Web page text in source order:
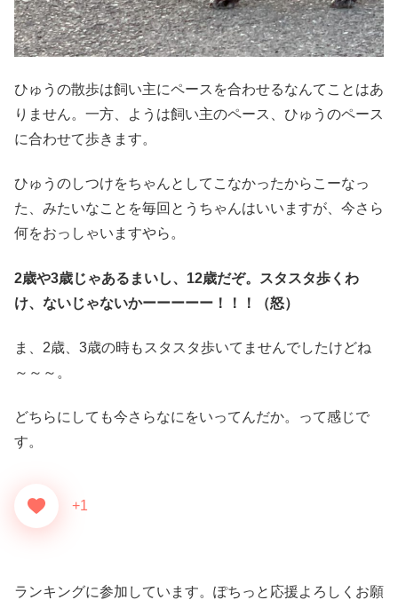
ひゅうの散歩は飼い主にペースを合わせるなんてことはあ
りません。一方、ようは飼い主のペース、ひゅうのペース
に合わせて歩きます。
ひゅうのしつけをちゃんとしてこなかったからこーなっ
た、みたいなことを毎回とうちゃんはいいますが、今さら
何をおっしゃいますやら。
2歳や3歳じゃあるまいし、12歳だぞ。スタスタ歩くわ
け、ないじゃないかーーーーー！！！（怒）
ま、2歳、3歳の時もスタスタ歩いてませんでしたけどね
～～～。
どちらにしても今さらなにをいってんだか。って感じで
す。
+1
ランキングに参加しています。ぽちっと応援よろしくお願